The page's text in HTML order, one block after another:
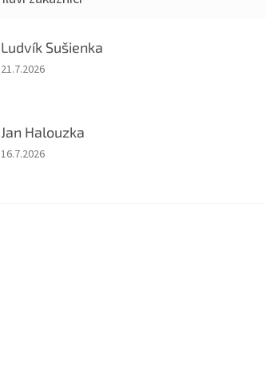
Ludvík Sušienka
Hodnocení obchodu je 5 z 5 hvězdiček.
21.7.2026
Jan Halouzka
Hodnocení obchodu je 5 z 5 hvězdiček.
16.7.2026